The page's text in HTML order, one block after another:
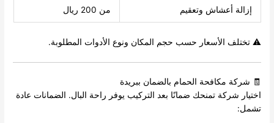
إزالة أعشاش وتعقيم من 200 ريال
⚠️ تختلف الأسعار حسب حجم المكان ونوع الأدوات المطلوبة.
🧾 شركة مكافحة الحمام بالضمان ببريدة
اختيار شركة تمنحك ضمانًا بعد التركيب يوفر راحة البال. الضمانات عادة
تشمل: